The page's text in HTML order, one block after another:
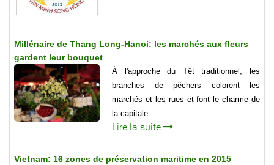
Millénaire de Thang Long-Hanoi: les marchés aux fleurs
gardent leur bouquet
À l'approche du Têt traditionnel, les
branches de pêchers colorent les
marchés et les rues et font le charme de
la capitale.
Lire la suite
Vietnam: 16 zones de préservation maritime en 2015